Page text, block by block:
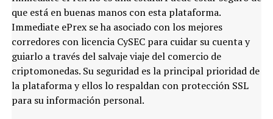
que está en buenas manos con esta plataforma.
Immediate ePrex se ha asociado con los mejores
corredores con licencia CySEC para cuidar su cuenta y
guiarlo a través del salvaje viaje del comercio de
criptomonedas. Su seguridad es la principal prioridad de
la plataforma y ellos lo respaldan con protección SSL
para su información personal.